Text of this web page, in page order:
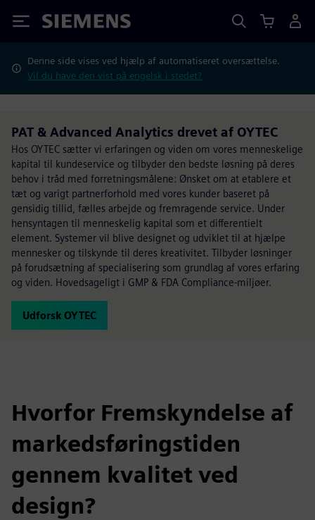
Siemens
Denne side vises ved hjælp af automatiseret oversættelse.
Vil du have den vist på engelsk i stedet?
PAT & Advanced Analytics drevet af OYTEC
Hos OYTEC sætter vi erfaringen og viden om vores menneskelige
kapital til kundeservice og tilbyder den bedste løsning på deres
behov i tråd med forretningsmålene: Ønsket om at etablere et
tæt og varigt partnerforhold med vores kunder baseret på
gensidig tillid, fælles arbejde og fremragende service. Under
hensyntagen til menneskelig kapital som et differentielt
element. Systemer vil blive designet og udviklet til at hjælpe
mennesker og tilskynde til deres kreativitet. Tilbyder løsninger
på forudsætning af specialisering som grundlag af vores erfaring
og viden. Hovedsageligt i GMP & FDA Compliance-miljøer.
Udforsk OYTEC
Hvorfor Fremskyndelse af
markedsføringstiden
gennem kvalitet ved
design?